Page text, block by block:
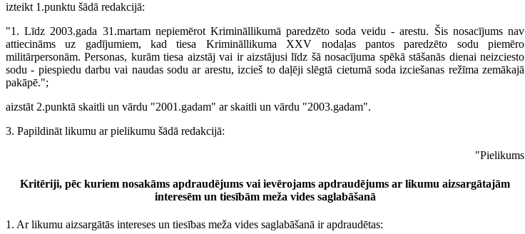
izteikt 1.punktu šādā redakcijā:
"1. Līdz 2003.gada 31.martam nepiemērot Krimināllikumā paredzēto soda veidu - arestu. Šis nosacījums nav
attiecināms uz gadījumiem, kad tiesa Krimināllikuma XXV nodaļas pantos paredzēto sodu piemēro
militārpersonām. Personas, kurām tiesa aizstāj vai ir aizstājusi līdz šā nosacījuma spēkā stāšanās dienai neizciesto
sodu - piespiedu darbu vai naudas sodu ar arestu, izcieš to daļēji slēgtā cietumā soda izciešanas režīma zemākajā
pakāpē.";
aizstāt 2.punktā skaitli un vārdu "2001.gadam" ar skaitli un vārdu "2003.gadam".
3. Papildināt likumu ar pielikumu šādā redakcijā:
"Pielikums
Kritēriji, pēc kuriem nosakāms apdraudējums vai ievērojams apdraudējums ar likumu aizsargātajām
interesēm un tiesībām meža vides saglabāšanā
1. Ar likumu aizsargātās intereses un tiesības meža vides saglabāšanā ir apdraudētas: